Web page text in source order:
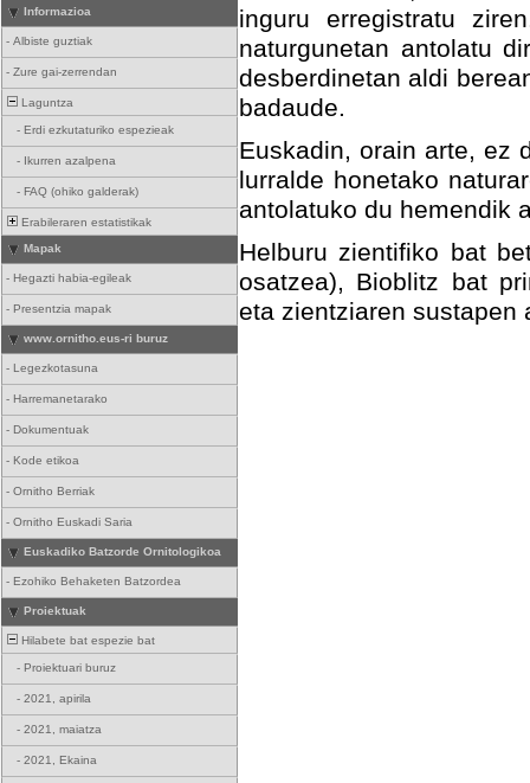
Informazioa
- Albiste guztiak
- Zure gai-zerrendan
Laguntza
- Erdi ezkutaturiko espezieak
- Ikurren azalpena
- FAQ (ohiko galderak)
Erabileraren estatistikak
Mapak
- Hegazti habia-egileak
- Presentzia mapak
www.ornitho.eus-ri buruz
- Legezkotasuna
- Harremanetarako
- Dokumentuak
- Kode etikoa
- Ornitho Berriak
- Ornitho Euskadi Saria
Euskadiko Batzorde Ornitologikoa
- Ezohiko Behaketen Batzordea
Proiektuak
Hilabete bat espezie bat
- Proiektuari buruz
- 2021, apirila
- 2021, maiatza
- 2021, Ekaina
inguru erregistratu
naturgunetan antolatu
desberdinetan aldi
badaude.
Euskadin, orain arte, ez
lurralde honetako
antolatuko du hemendik
Helburu zientifiko bat
osatzea), Bioblitz bat
eta zientziaren sustapen